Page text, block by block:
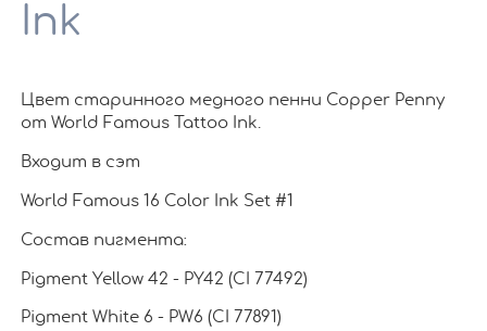
Ink
Цвет старинного медного пенни Copper Penny
от World Famous Tattoo Ink.
Входит в сэт
World Famous 16 Color Ink Set #1
Состав пигмента:
Pigment Yellow 42 - PY42 (CI 77492)
Pigment White 6 - PW6 (CI 77891)